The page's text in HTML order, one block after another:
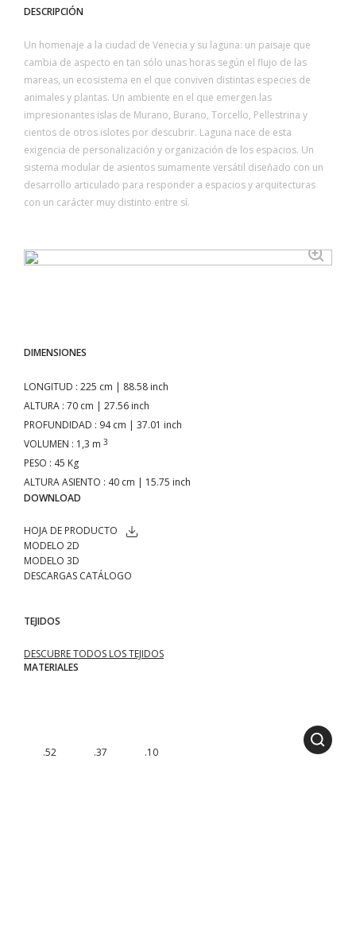
DESCRIPCIÓN
Un homenaje a la ciudad de Venecia y su laguna: un paisaje que
cambia de aspecto en tan sólo unas horas según el flujo de las
mareas, un ecosistema en el que conviven distintas especies de
animales y plantas. Un ambiente en el que emergen las
impresionantes islas de Murano, Burano, Torcello, Pellestrina y
cientos de otros islotes por descubrir. Laguna nace de esta
exigencia de personalización y organización de los espacios. Un
sistema modular de asientos sumamente versátil diseñado con un
desarrollo articulado para responder a espacios y arquitecturas
con un carácter muy distinto entre sí.
DIMENSIONES
LONGITUD : 225 cm | 88.58 inch
ALTURA : 70 cm | 27.56 inch
PROFUNDIDAD : 94 cm | 37.01 inch
VOLUMEN : 1,3 m 3
PESO : 45 Kg
ALTURA ASIENTO : 40 cm | 15.75 inch
DOWNLOAD
HOJA DE PRODUCTO
MODELO 2D
MODELO 3D
DESCARGAS CATÁLOGO
TEJIDOS
DESCUBRE TODOS LOS TEJIDOS
MATERIALES
.52 .37 .10